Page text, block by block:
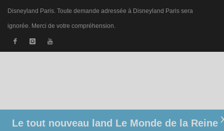
Disneyland Paris. Toute demande adressée à Disneyland Paris sera
ignorée. Merci de votre compréhension.
Le tout nouveau land Le Monde de la Reine